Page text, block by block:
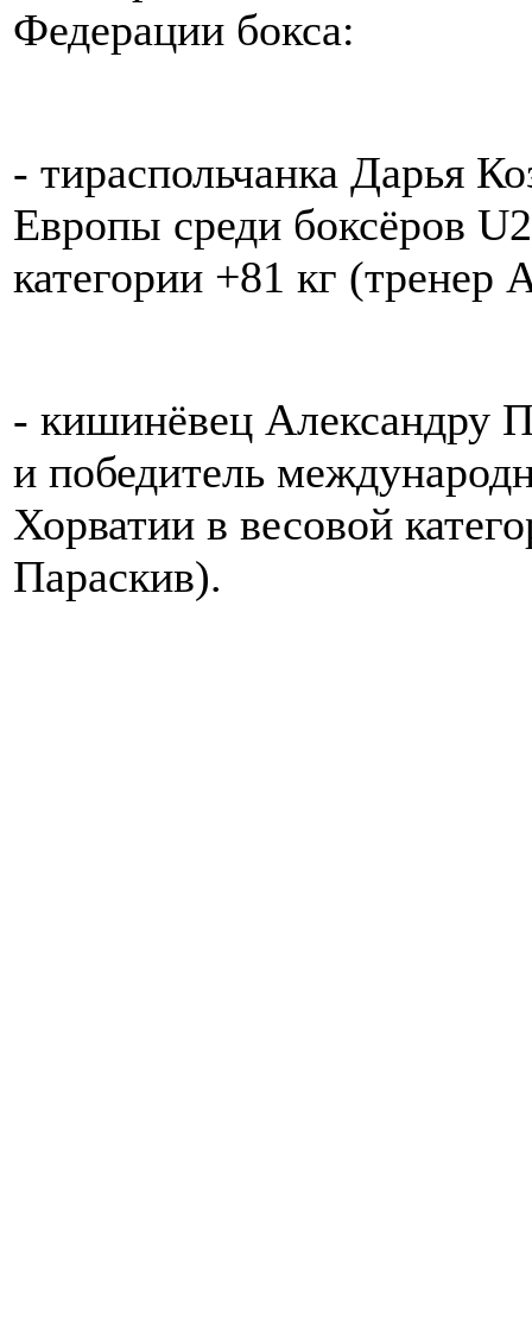
Федерации бокса:
- тираспольчанка Дарья
Европы среди боксёров
категории +81 кг
- кишинёвец Александру
и победитель
Хорватии в весовой
Параскив).